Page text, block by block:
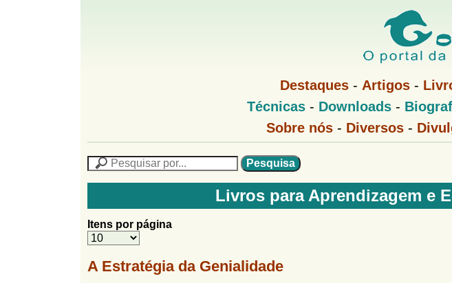
Pular
para
o
principal
l
f
i
n
h
o
Destaques - Artigos -
N
L
Técnicas- Downloads-
o
o
M
e
u
Sobre nós- Diversos-
F
r
m
u
e
i
s
n
Livros para Aprendizagem e
Itens por página
A Estratégia da Genialidade